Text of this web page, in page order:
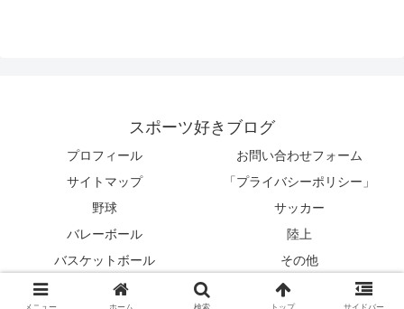
スポーツ好きブログ
プロフィール
お問い合わせフォーム
サイトマップ
「プライバシーポリシー」
野球
サッカー
バレーボール
陸上
バスケットボール
その他
© 2024 スポーツ好きブログ.
メニュー ホーム 検索 トップ サイドバー